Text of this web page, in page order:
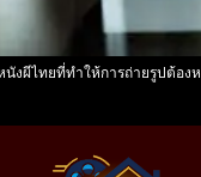
งผีไทยที่ทำให้การถ่ายรูปต้อง